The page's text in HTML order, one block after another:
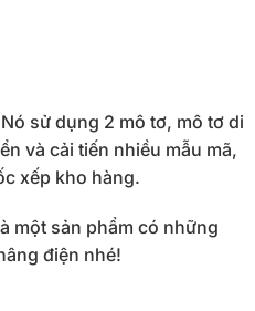
sử dụng 2 mô tơ, mô tơ di
và cải tiến nhiều mẫu mã,
xếp kho hàng.
một sản phẩm có những
điện nhé!